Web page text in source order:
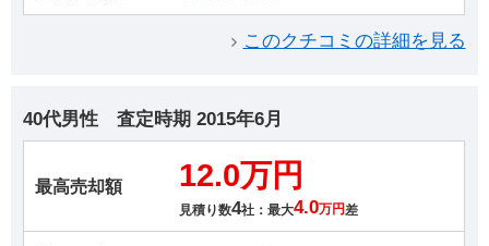
このクチコミの詳細を見る
40代男性 査定時期 2015年6月
最高売却額 12.0万円
見積り数4社：最大4.0万円 差